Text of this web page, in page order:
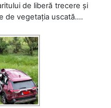
de liberă trecere și
de vegetația uscată....